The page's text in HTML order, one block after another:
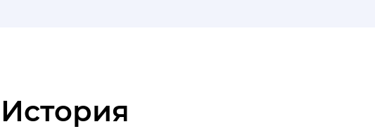
История